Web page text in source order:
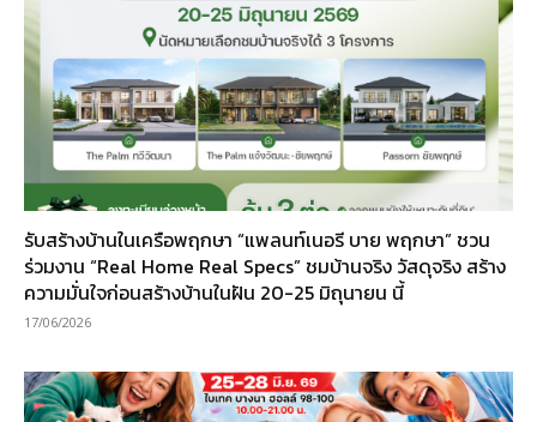
รับสร้างบ้านในเครือพฤกษา “แพลนท์เนอรี บาย พฤกษา” ชวน
ร่วมงาน “Real Home Real Specs” ชมบ้านจริง วัสดุจริง สร้าง
ความมั่นใจก่อนสร้างบ้านในฝัน 20-25 มิถุนายน นี้
17/06/2026